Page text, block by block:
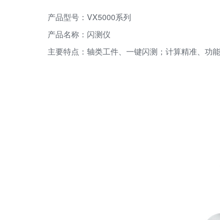
产品型号：VX5000系列
产品名称：闪测仪
主要特点：轴类工件、一键闪测；计算精准、功